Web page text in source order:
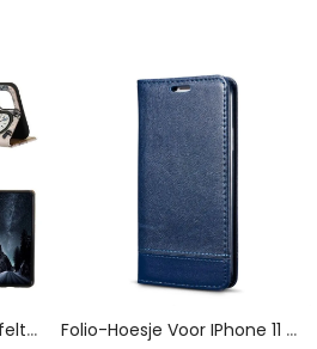
Leren Hoesje IPhone 11 Eiffeltoren Van De Dichter Folio-Hoesje Voor IPhone 11 Bruin Zwart Enkele Naad